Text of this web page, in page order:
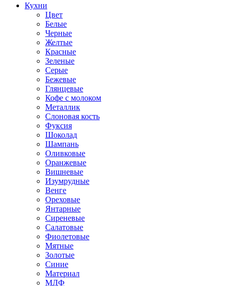
Кухни
Цвет
Белые
Черные
Желтые
Красные
Зеленые
Серые
Бежевые
Глянцевые
Кофе с молоком
Металлик
Слоновая кость
Фуксия
Шоколад
Шампань
Оливковые
Оранжевые
Вишневые
Изумрудные
Венге
Ореховые
Янтарные
Сиреневые
Салатовые
Фиолетовые
Мятные
Золотые
Синие
Материал
МДФ